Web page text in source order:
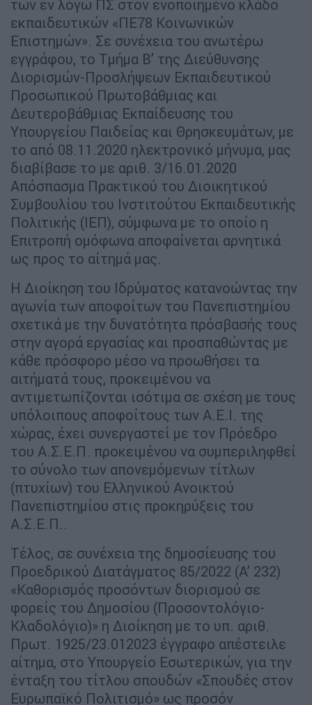
των εν λόγω ΠΣ στον ενοποιημένο κλάδο
εκπαιδευτικών «ΠΕ78 Κοινωνικών
Επιστημών». Σε συνέχεια του ανωτέρω
εγγράφου, το Τμήμα Β’ της Διεύθυνσης
Διορισμών-Προσλήψεων Εκπαιδευτικού
Προσωπικού Πρωτοβάθμιας και
Δευτεροβάθμιας Εκπαίδευσης του
Υπουργείου Παιδείας και Θρησκευμάτων, με
το από 08.11.2020 ηλεκτρονικό μήνυμα, μας
διαβίβασε το με αριθ. 3/16.01.2020
Απόσπασμα Πρακτικού του Διοικητικού
Συμβουλίου του Ινστιτούτου Εκπαιδευτικής
Πολιτικής (ΙΕΠ), σύμφωνα με το οποίο η
Επιτροπή ομόφωνα αποφαίνεται αρνητικά
ως προς το αίτημά μας.
Η Διοίκηση του Ιδρύματος κατανοώντας την
αγωνία των αποφοίτων του Πανεπιστημίου
σχετικά με την δυνατότητα πρόσβασής τους
στην αγορά εργασίας και προσπαθώντας με
κάθε πρόσφορο μέσο να προωθήσει τα
αιτήματά τους, προκειμένου να
αντιμετωπίζονται ισότιμα σε σχέση με τους
υπόλοιπους αποφοίτους των Α.Ε.Ι. της
χώρας, έχει συνεργαστεί με τον Πρόεδρο
του Α.Σ.Ε.Π. προκειμένου να συμπεριληφθεί
το σύνολο των απονεμόμενων τίτλων
(πτυχίων) του Ελληνικού Ανοικτού
Πανεπιστημίου στις προκηρύξεις του
Α.Σ.Ε.Π..
Τέλος, σε συνέχεια της δημοσίευσης του
Προεδρικού Διατάγματος 85/2022 (Α’ 232)
«Καθορισμός προσόντων διορισμού σε
φορείς του Δημοσίου (Προσοντολόγιο-
Κλαδολόγιο)» η Διοίκηση με το υπ. αριθ.
Πρωτ. 1925/23.012023 έγγραφο απέστειλε
αίτημα, στο Υπουργείο Εσωτερικών, για την
ένταξη του τίτλου σπουδών «Σπουδές στον
Ευρωπαϊκό Πολιτισμό» ως προσόν